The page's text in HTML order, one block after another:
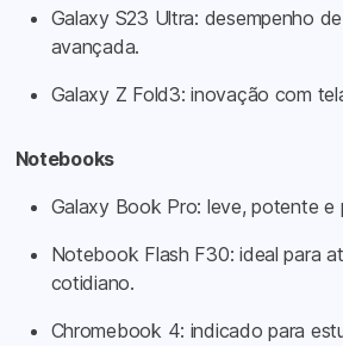
Galaxy S23 Ultra: desempenho
avançada.
Galaxy Z Fold3: inovação com
Notebooks
Galaxy Book Pro: leve, potente e
Notebook Flash F30: ideal para
cotidiano.
Chromebook 4: indicado para